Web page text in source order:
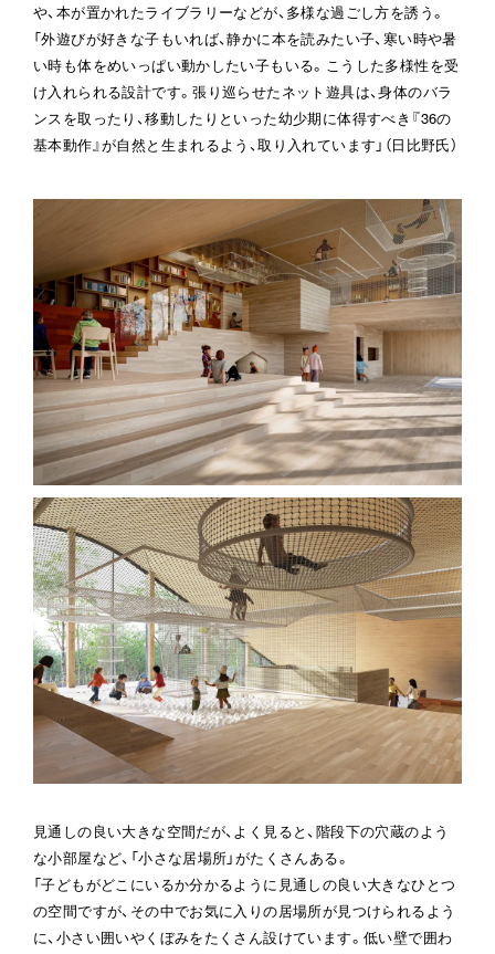
や、本が置かれたライブラリーなどが、多様な過ごし方を誘う。
「外遊びが好きな子もいれば、静かに本を読みたい子、寒い時や暑
い時も体をめいっぱい動かしたい子もいる。こうした多様性を受
け入れられる設計です。張り巡らせたネット遊具は、身体のバラ
ンスを取ったり、移動したりといった幼少期に体得すべき『36の
基本動作』が自然と生まれるよう、取り入れています」（日比野氏）
見通しの良い大きな空間だが、よく見ると、階段下の穴蔵のよう
な小部屋など、「小さな居場所」がたくさんある。
「子どもがどこにいるか分かるように見通しの良い大きなひとつ
の空間ですが、その中でお気に入りの居場所が見つけられるよう
に、小さい囲いやくぼみをたくさん設けています。低い壁で囲わ